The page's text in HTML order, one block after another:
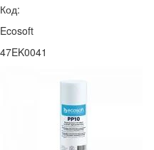
Код:
Ecosoft
47EK0041